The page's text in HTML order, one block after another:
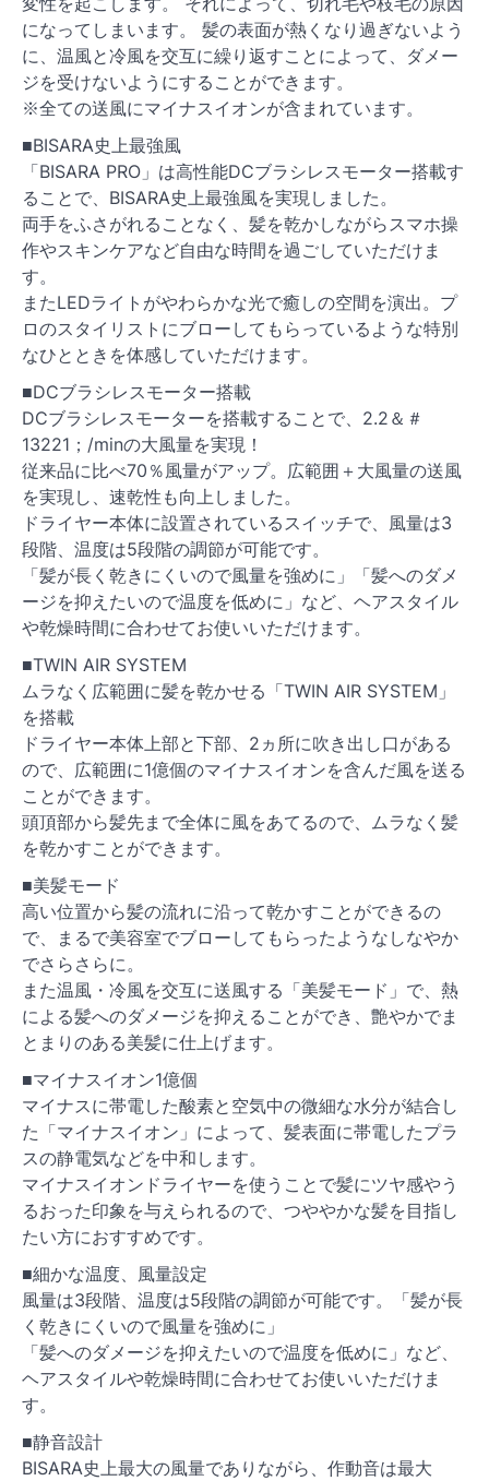
になってしまいます。 髪の表面が熱くなり過ぎないよう
に、温風と冷風を交互に繰り返すことによって、ダメー
ジを受けないようにすることができます。
※全ての送風にマイナスイオンが含まれています。
■BISARA史上最強風
「BISARA PRO」は高性能DCブラシレスモーター搭載す
ることで、BISARA史上最強風を実現しました。
両手をふさがれることなく、髪を乾かしながらスマホ操
作やスキンケアなど自由な時間を過ごしていただけま
す。
またLEDライトがやわらかな光で癒しの空間を演出。プ
ロのスタイリストにブローしてもらっているような特別
なひとときを体感していただけます。
■DCブラシレスモーター搭載
DCブラシレスモーターを搭載することで、2.2＆＃
13221；/minの大風量を実現！
従来品に比べ70％風量がアップ。広範囲＋大風量の送風
を実現し、速乾性も向上しました。
ドライヤー本体に設置されているスイッチで、風量は3
段階、温度は5段階の調節が可能です。
「髪が長く乾きにくいので風量を強めに」「髪へのダメ
ージを抑えたいので温度を低めに」など、ヘアスタイル
や乾燥時間に合わせてお使いいただけます。
■TWIN AIR SYSTEM
ムラなく広範囲に髪を乾かせる「TWIN AIR SYSTEM」
を搭載
ドライヤー本体上部と下部、2ヵ所に吹き出し口がある
ので、広範囲に1億個のマイナスイオンを含んだ風を送る
ことができます。
頭頂部から髪先まで全体に風をあてるので、ムラなく髪
を乾かすことができます。
■美髪モード
高い位置から髪の流れに沿って乾かすことができるの
で、まるで美容室でブローしてもらったようなしなやか
でさらさらに。
また温風・冷風を交互に送風する「美髪モード」で、熱
による髪へのダメージを抑えることができ、艶やかでま
とまりのある美髪に仕上げます。
■マイナスイオン1億個
マイナスに帯電した酸素と空気中の微細な水分が結合し
た「マイナスイオン」によって、髪表面に帯電したプラ
スの静電気などを中和します。
マイナスイオンドライヤーを使うことで髪にツヤ感やう
るおった印象を与えられるので、つややかな髪を目指し
たい方におすすめです。
■細かな温度、風量設定
風量は3段階、温度は5段階の調節が可能です。「髪が長
く乾きにくいので風量を強めに」
「髪へのダメージを抑えたいので温度を低めに」など、
ヘアスタイルや乾燥時間に合わせてお使いいただけま
す。
■静音設計
BISARA史上最大の風量でありながら、作動音は最大